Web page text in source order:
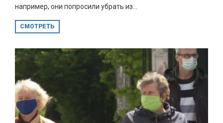
например, они попросили убрать из...
СМОТРЕТЬ